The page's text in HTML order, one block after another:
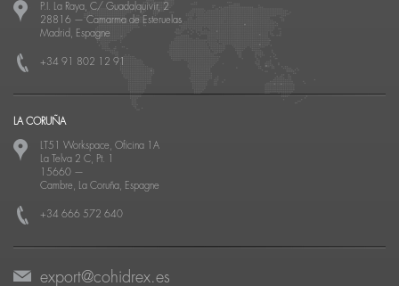
P.I. La Raya, C/ Guadalquivir, 2
28816 — Camarma de Esteruelas
Madrid, Espagne
+34 91 802 12 91
LA CORUÑA
LT51 Workspace, Oficina 1A
La Telva 2 C, Pt. 1
15660 —
Cambre, La Coruña, Espagne
+34 666 572 640
export@cohidrex.es